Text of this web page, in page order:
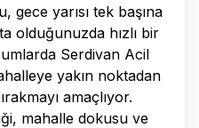
gece yarısı tek başına
olduğunuzda hızlı bir
Serdivan Acil
yakın noktadan
amaçlıyor.
mahalle dokusu ve